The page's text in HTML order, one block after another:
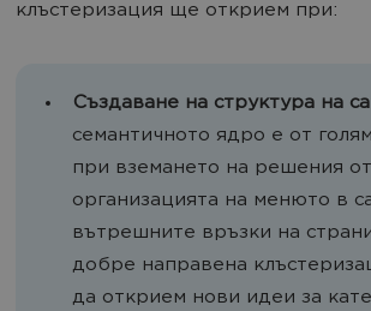
клъстеризация ще открием при:
Създаване на структура на
семантичното ядро е от
при вземането на решения
организацията на менюто в
вътрешните връзки на
добре направена
да открием нови идеи за